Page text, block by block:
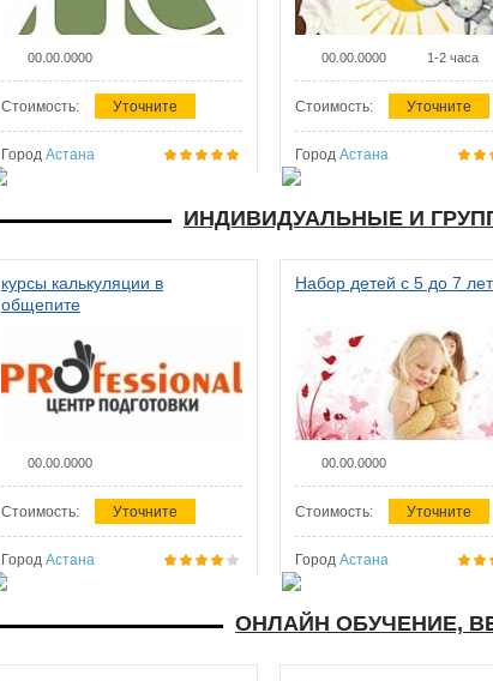
00.00.0000
Стоимость: Уточните
Город Астана
00.00.0000 1-2 часа
Стоимость: Уточните
Город Астана
ИНДИВИДУАЛЬНЫЕ И
курсы калькуляции в
общепите
00.00.0000
Стоимость: Уточните
Город Астана
Набор детей с 5 до 7 лет
00.00.0000
Стоимость: Уточните
Город Астана
ОНЛАЙН ОБУЧЕНИЕ,